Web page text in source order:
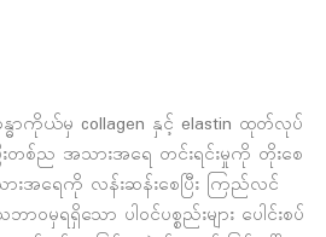
န္ဓာကိုယ်မှ collagen နှင့် elastin ထုတ်လုပ်
းတစ်ည အသားအရေ တင်းရင်းမှုကို တိုးစေ
းအရေကို လန်းဆန်းစေပြီး ကြည်လင်
မှရရှိသော ပါဝင်ပစ္စည်းများ ပေါင်းစပ်